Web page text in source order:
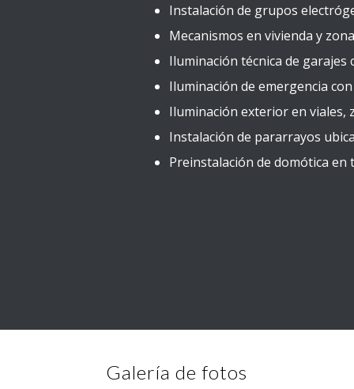
Instalación de grupos
Mecanismos en vivienda y
Iluminación técnica de
Iluminación de emergencia
Iluminación exterior en viales,
Instalación de pararrayos
Preinstalación de domótica en
Galería de fotos